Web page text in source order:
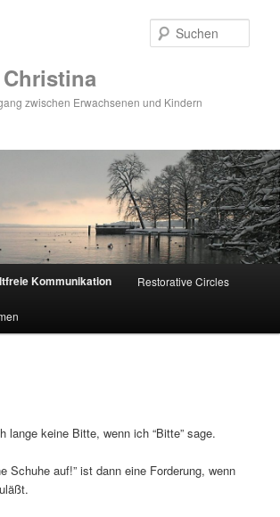
zwischen Erwachsenen und Kindern
Kommunikation Restorative Circles
lange keine Bitte, wenn ich “Bitte” sage.
Schuhe auf!” ist dann eine Forderung, wenn